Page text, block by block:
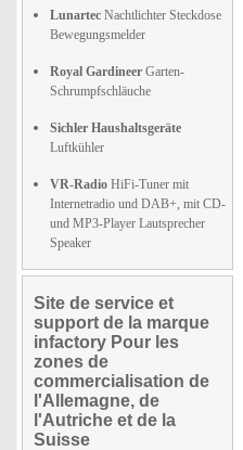
Lunartec Nachtlichter Steckdose
Bewegungsmelder
Royal Gardineer Garten-
Schrumpfschläuche
Sichler Haushaltsgeräte
Luftkühler
VR-Radio HiFi-Tuner mit
Internetradio und DAB+, mit CD-
und MP3-Player Lautsprecher
Speaker
Site de service et
support de la marque
infactory Pour les
zones de
commercialisation de
l'Allemagne, de
l'Autriche et de la
Suisse